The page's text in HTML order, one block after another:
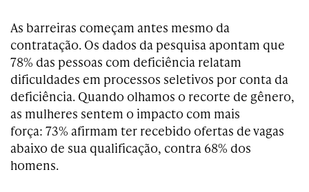
As barreiras começam antes mesmo da
contratação. Os dados da pesquisa apontam que
78% das pessoas com deficiência relatam
dificuldades em processos seletivos por conta da
deficiência. Quando olhamos o recorte de gênero,
as mulheres sentem o impacto com mais
força: 73% afirmam ter recebido ofertas de vagas
abaixo de sua qualificação, contra 68% dos
homens.